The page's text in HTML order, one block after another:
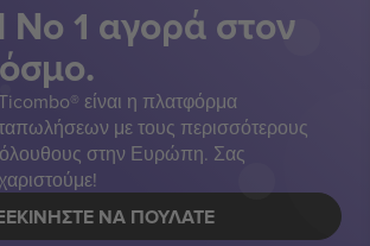
Νο 1 αγορά στον
είναι η πλατφόρμα
με τους περισσότερους
στην Ευρώπη. Σας
ΝΑ ΠΟΥΛΆΤΕ